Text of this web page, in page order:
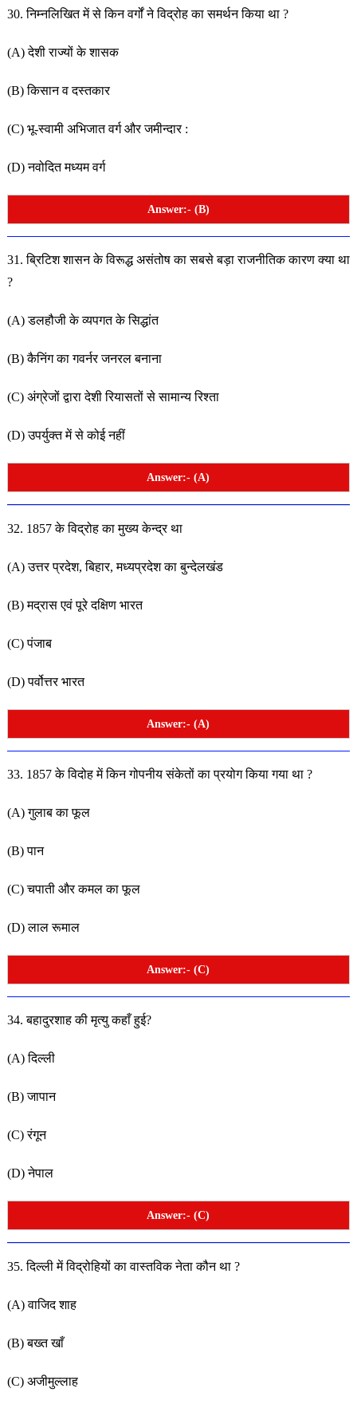
30. निम्नलिखित में से किन वर्गों ने विद्रोह का समर्थन किया था ?
(A) देशी राज्यों के शासक
(B) किसान व दस्तकार
(C) भू-स्वामी अभिजात वर्ग और जमीन्दार :
(D) नवोदित मध्यम वर्ग
Answer:- (B)
31. ब्रिटिश शासन के विरूद्ध असंतोष का सबसे बड़ा राजनीतिककारण क्या था
?
(A) डलहौजी के व्यपगत के सिद्धांत
(B) कैनिंग का गवर्नर जनरल बनाना
(C) अंग्रेजों द्वारा देशी रियासतों से सामान्य रिश्ता
(D) उपर्युक्त में से कोई नहीं
Answer:- (A)
32. 1857 के विद्रोह का मुख्य केन्द्र था
(A) उत्तर प्रदेश, बिहार, मध्यप्रदेश का बुन्देलखंड
(B) मद्रास एवं पूरे दक्षिण भारत
(C) पंजाब
(D) पर्वोत्तर भारत
Answer:- (A)
33. 1857 के विदोह में किन गोपनीय संकेतों का प्रयोग किया गया था ?
(A) गुलाब का फूल
(B) पान
(C) चपाती और कमल का फूल
(D) लाल रूमाल
Answer:- (C)
34. बहादुरशाह की मृत्यु कहाँ हुई?
(A) दिल्ली
(B) जापान
(C) रंगून
(D) नेपाल
Answer:- (C)
35. दिल्ली में विद्रोहियों का वास्तविक नेता कौन था ?
(A) वाजिद शाह
(B) बख्त खाँ
(C) अजीमुल्लाह